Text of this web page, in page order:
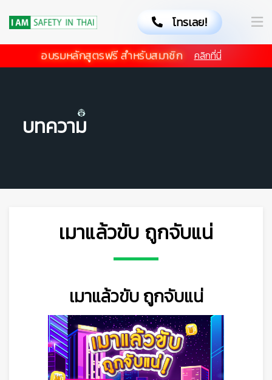
โทรเลย!
อบรมหลักสูตรฟรี สำหรับสมาชิก คลิกที่นี่
บทความ
เมาแล้วขับ ถูกจับแน่
เมาแล้วขับ ถูกจับแน่